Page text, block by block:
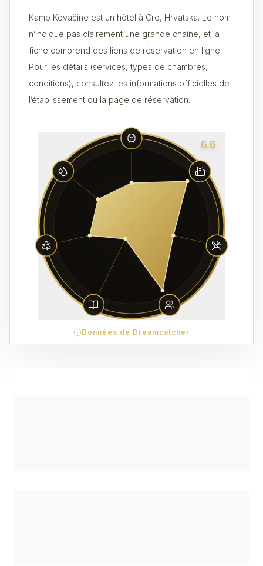
Kamp Kovačine est un hôtel à Cro, Hrvatska. Le nom
n’indique pas clairement une grande chaîne, et la
fiche comprend des liens de réservation en ligne.
Pour les détails (services, types de chambres,
conditions), consultez les informations officielles de
l’établissement ou la page de réservation.
6.6
Données de Dreamcatcher